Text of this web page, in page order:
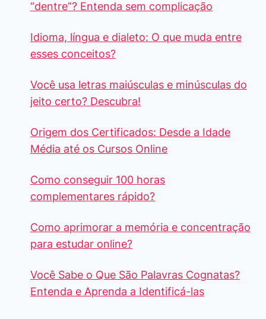
“dentre”? Entenda sem complicação
Idioma, língua e dialeto: O que muda entre
esses conceitos?
Você usa letras maiúsculas e minúsculas do
jeito certo? Descubra!
Origem dos Certificados: Desde a Idade
Média até os Cursos Online
Como conseguir 100 horas
complementares rápido?
Como aprimorar a memória e concentração
para estudar online?
Você Sabe o Que São Palavras Cognatas?
Entenda e Aprenda a Identificá-las